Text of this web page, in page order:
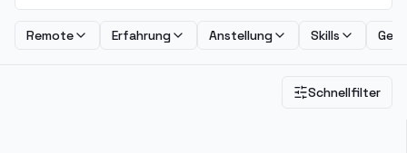
Remote Erfahrung Anstellung Skills
Schnellfilter